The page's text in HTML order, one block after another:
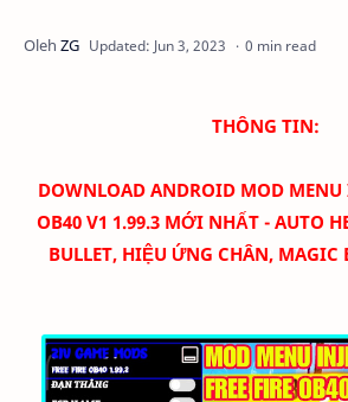
0 min read
THÔNG TIN:
DOWNLOAD ANDROID MOD MENU
OB40 V1 1.99.3 MỚI NHẤT - AUTO
BULLET, HIỆU ỨNG CHÂN, MAGIC